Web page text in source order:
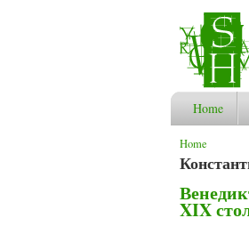
Home
You are
Home
XIX